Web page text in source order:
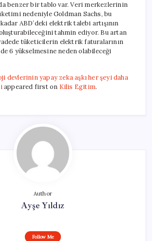
benzer bir tablo var. Veri merkezlerinin
nedeniyle Goldman Sachs, bu
ABD’deki elektrik talebi artışının
oluşturabileceğini tahmin ediyor. Bu artan
tüketicilerin elektrik faturalarının
6 yükselmesine neden olabileceği
devlerinin yapay zeka aşkı her şeyi daha
appeared first on Kilis Egitim.
Author
Ayşe Yıldız
Follow Me